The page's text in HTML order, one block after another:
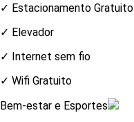
✓ Estacionamento Gratuito
✓ Elevador
✓ Internet sem fio
✓ Wifi Gratuito
Bem-estar e Esportes